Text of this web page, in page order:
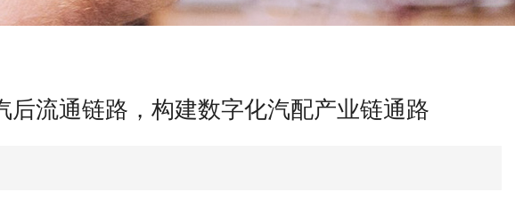
后流通链路，构建数字化汽配产业链通路